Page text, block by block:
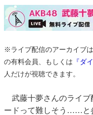
※ライブ配信のアーカイブは
の有料会員、もしくは 『ダ
人だけが視聴できます。
武藤十夢さんのライブ
ードって難しそう……と